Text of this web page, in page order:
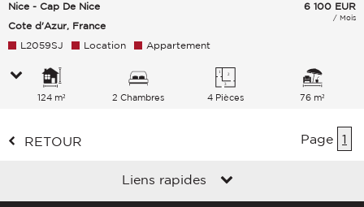
Nice - Cap De Nice
Cote d'Azur, France
6 100 EUR
/ Mois
L2059SJ Location Appartement
124 m² 2 Chambres 4 Pièces 76 m²
RETOUR Page 1
Liens rapides